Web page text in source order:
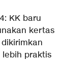
KK baru
kertas
praktis